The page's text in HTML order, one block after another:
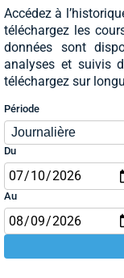
Accédez à
téléchargez les
données sont
analyses et suivis
téléchargez sur
Période
Du
Au